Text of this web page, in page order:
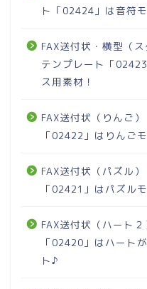
ト「02424」は音符
FAX送付状・横型（
テンプレート「
ス用素材！
FAX送付状（りんご
「02422」はりんご
FAX送付状（パズル
「02421」はパズル
FAX送付状（ハート
「02420」はハート
ト♪